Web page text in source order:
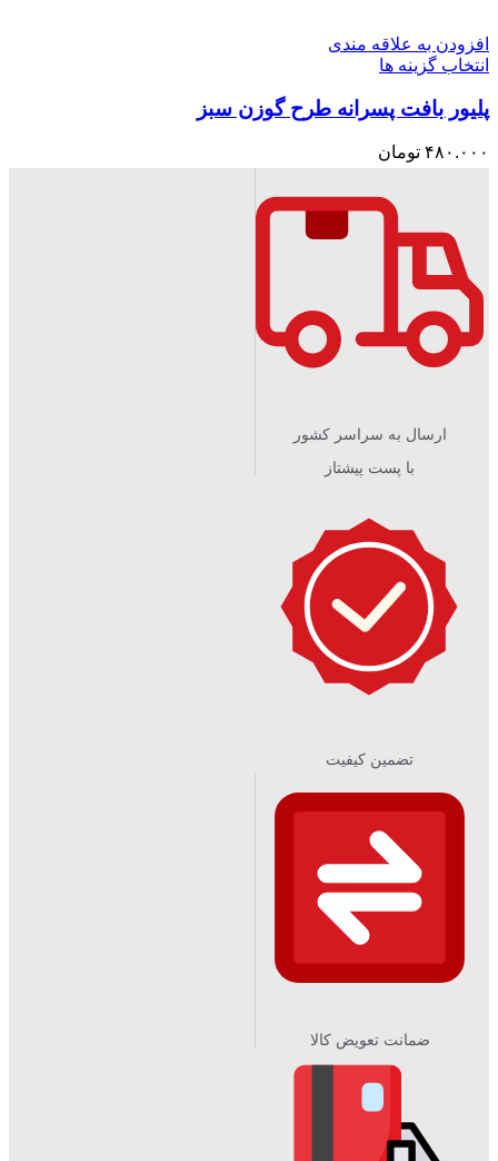
افزودن به علاقه مندی
انتخاب گزینه ها
پلیور بافت پسرانه طرح گوزن سبز
۴۸۰.۰۰۰ تومان
ارسال به سراسر کشور
با پست پیشتاز
تضمین کیفیت
ضمانت تعویض کالا